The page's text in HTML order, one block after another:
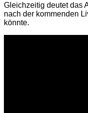
Gleichzeitig deutet das
nach der kommenden
könnte.